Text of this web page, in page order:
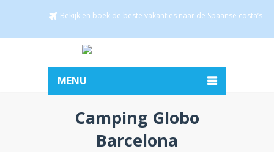
Bekijk en boek de beste vakanties naar de Spaanse costa’s
MENU
Camping Globo
Barcelona